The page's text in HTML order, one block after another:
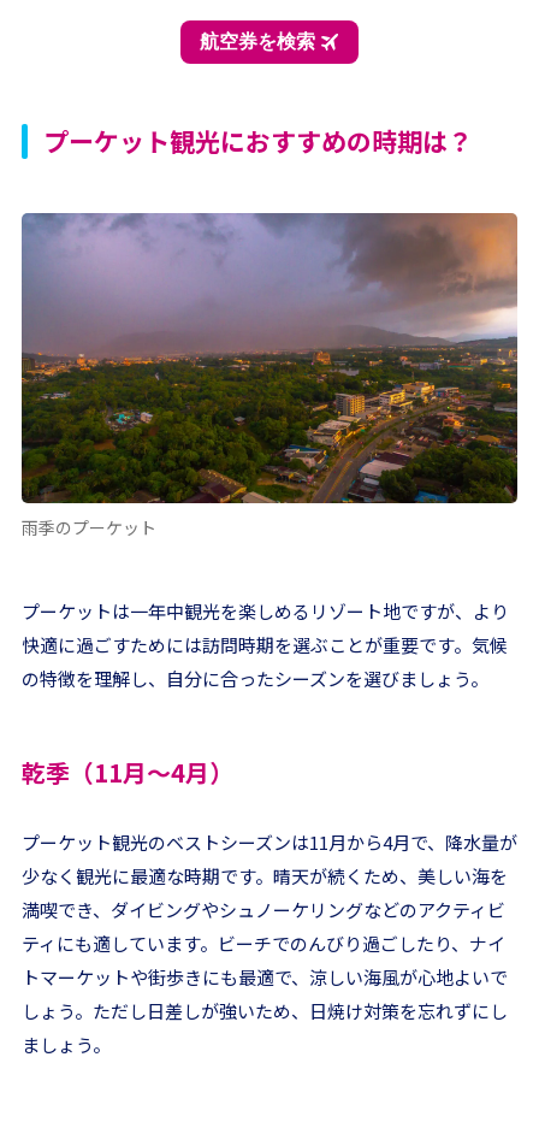
プーケット観光におすすめの時期は？
雨季のプーケット
プーケットは一年中観光を楽しめるリゾート地ですが、より
快適に過ごすためには訪問時期を選ぶことが重要です。気候
の特徴を理解し、自分に合ったシーズンを選びましょう。
乾季（11月～4月）
プーケット観光のベストシーズンは11月から4月で、降水量が
少なく観光に最適な時期です。晴天が続くため、美しい海を
満喫でき、ダイビングやシュノーケリングなどのアクティビ
ティにも適しています。ビーチでのんびり過ごしたり、ナイ
トマーケットや街歩きにも最適で、涼しい海風が心地よいで
しょう。ただし日差しが強いため、日焼け対策を忘れずにし
ましょう。